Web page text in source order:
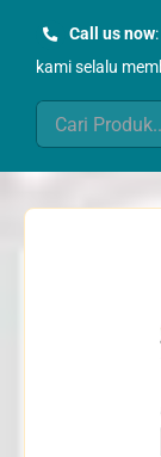
Call us now
kami selalu
Search
for: